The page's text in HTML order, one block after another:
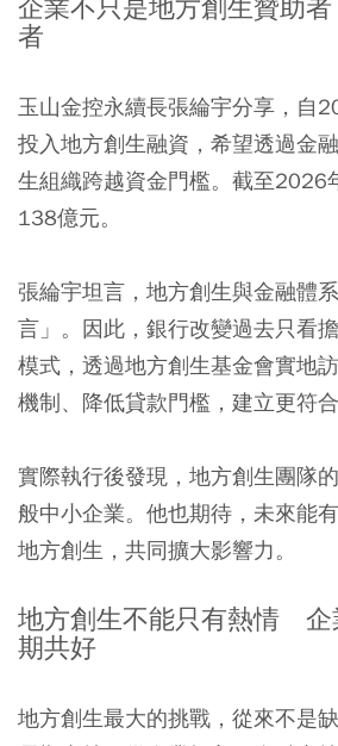
企業不只是地方創生贊助
者
玉山金控永續長張綸宇分享，自
投入地方創生融資，希望透過金
生組織跨越資金門檻。截至2026
138億元。
張綸宇坦言，地方創生與金融體
言」。因此，銀行改變過去只看
模式，透過地方創生基金會實地
機制、降低貸款門檻，建立更符
實際執行後發現，地方創生團隊
般中小企業。他也期待，未來能
地方創生，共同擴大影響力。
地方創生不能只有熱情 企
期共好
地方創生最大的挑戰，從來不是